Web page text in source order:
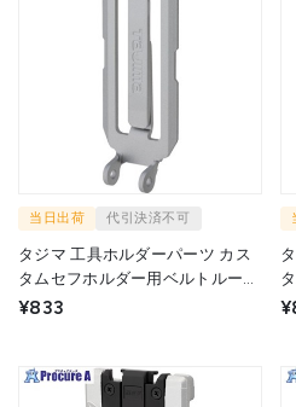
当日出荷 代引決済不可
タジマ 工具ホルダーパーツ カス
タムセフホルダー用ベルトループ
プレート シルバー SFP-BL2SI 1個
¥833